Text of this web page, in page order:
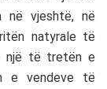
në vjeshtë, në
natyrale të
një të tretën e
e vendeve të